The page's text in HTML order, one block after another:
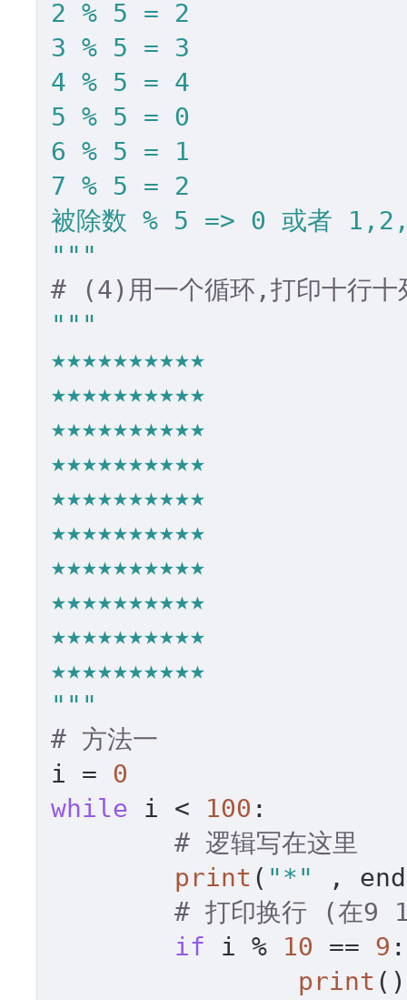
2 % 5 = 2
3 % 5 = 3
4 % 5 = 4
5 % 5 = 0
6 % 5 = 1
7 % 5 = 2
被除数 % 5 => 0 或者
"""
# (4)用一个循环,打印十行十
"""
★★★★★★★★★★
★★★★★★★★★★
★★★★★★★★★★
★★★★★★★★★★
★★★★★★★★★★
★★★★★★★★★★
★★★★★★★★★★
★★★★★★★★★★
★★★★★★★★★★
★★★★★★★★★★
"""
# 方法一
i = 0
while i < 100 :
# 逻辑写在这里
print ( "*"
,
# 打印换行 (在9
if i % 10 == 9 :
print ()